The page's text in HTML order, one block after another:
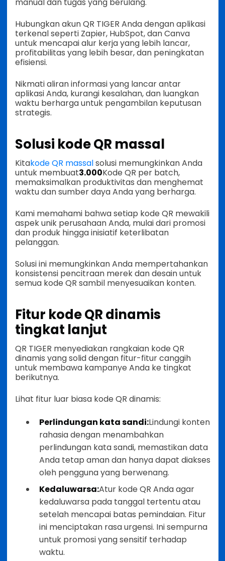
Hubungkan akun QR TIGER Anda dengan aplikasi
terkenal seperti Zapier, HubSpot, dan Canva
untuk mencapai alur kerja yang lebih lancar,
profitabilitas yang lebih besar, dan peningkatan
efisiensi.
Nikmati aliran informasi yang lancar antar
aplikasi Anda, kurangi kesalahan, dan luangkan
waktu berharga untuk pengambilan keputusan
strategis.
Solusi kode QR massal
Kitakode QR massalsolusi memungkinkan Anda
untuk membuat3.000Kode QR per batch,
memaksimalkan produktivitas dan menghemat
waktu dan sumber daya Anda yang berharga.
Kami memahami bahwa setiap kode QR mewakili
aspek unik perusahaan Anda, mulai dari promosi
dan produk hingga inisiatif keterlibatan
pelanggan.
Solusi ini memungkinkan Anda mempertahankan
konsistensi pencitraan merek dan desain untuk
semua kode QR sambil menyesuaikan konten.
Fitur kode QR dinamis
tingkat lanjut
QR TIGER menyediakan rangkaian kode QR
dinamis yang solid dengan fitur-fitur canggih
untuk membawa kampanye Anda ke tingkat
berikutnya.
Lihat fitur luar biasa kode QR dinamis:
Perlindungan kata sandi:Lindungi konten
rahasia dengan menambahkan
perlindungan kata sandi, memastikan data
Anda tetap aman dan hanya dapat diakses
oleh pengguna yang berwenang.
Kedaluwarsa:Atur kode QR Anda agar
kedaluwarsa pada tanggal tertentu atau
setelah mencapai batas pemindaian. Fitur
ini menciptakan rasa urgensi. Ini sempurna
untuk promosi yang sensitif terhadap
waktu.